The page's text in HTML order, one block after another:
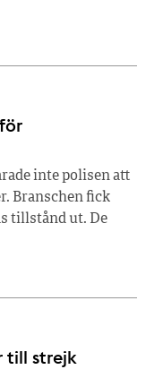
inte polisen att
Branschen fick
tillstånd ut. De
till strejk